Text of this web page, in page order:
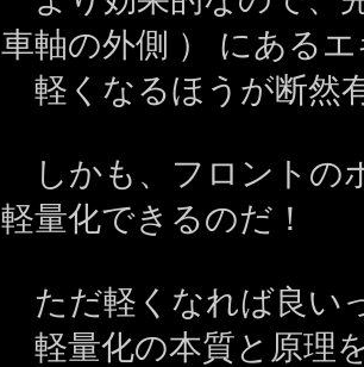
車軸の外側 ） にある
軽くなるほうが断然
しかも、フロントの
軽量化できるのだ！
ただ軽くなれば良い
軽量化の本質と原理